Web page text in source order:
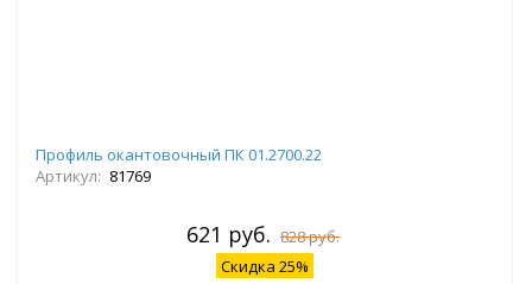
Профиль окантовочный ПК 01.2700.22
Артикул: 81769
621 руб. 828 руб.
Скидка 25%